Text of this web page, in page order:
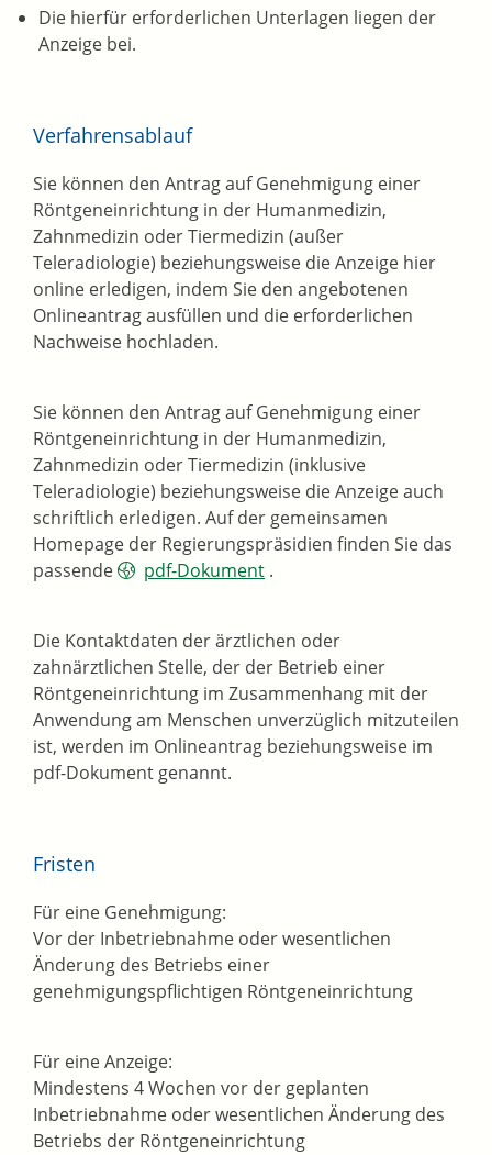
Die hierfür erforderlichen Unterlagen liegen der
Anzeige bei.
Verfahrensablauf
Sie können den Antrag auf Genehmigung einer
Röntgeneinrichtung in der Humanmedizin,
Zahnmedizin oder Tiermedizin (außer
Teleradiologie) beziehungsweise die Anzeige hier
online erledigen, indem Sie den angebotenen
Onlineantrag ausfüllen und die erforderlichen
Nachweise hochladen.
Sie können den Antrag auf Genehmigung einer
Röntgeneinrichtung in der Humanmedizin,
Zahnmedizin oder Tiermedizin (inklusive
Teleradiologie) beziehungsweise die Anzeige auch
schriftlich erledigen. Auf der gemeinsamen
Homepage der Regierungspräsidien finden Sie das
passende
pdf-Dokument .
Die Kontaktdaten der ärztlichen oder
zahnärztlichen Stelle, der der Betrieb einer
Röntgeneinrichtung im Zusammenhang mit der
Anwendung am Menschen unverzüglich mitzuteilen
ist, werden im Onlineantrag beziehungsweise im
pdf-Dokument genannt.
Fristen
Für eine Genehmigung:
Vor der Inbetriebnahme oder wesentlichen
Änderung des Betriebs einer
genehmigungspflichtigen Röntgeneinrichtung
Für eine Anzeige:
Mindestens 4 Wochen vor der geplanten
Inbetriebnahme oder wesentlichen Änderung des
Betriebs der Röntgeneinrichtung